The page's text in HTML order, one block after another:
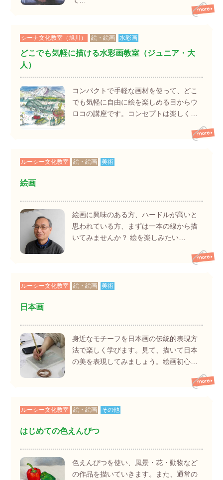
シーナ文化教室（旭川） 絵・絵画 水彩画
どこでも気軽に描ける水彩画教室（ジュニア・大
人）
コンパクトで手軽な画材を使って、どこ
でも気軽に自由に絵を楽しめる目からウ
ロコの講座です。コンセプトは楽しく…
ルーシー文化教室 絵・絵画 美術
絵画
絵画に興味のある方、ハードルが高いと
思われている方、まずは一本の線から描
いてみませんか？ 絵を楽しみたい…
ルーシー文化教室 絵・絵画 美術
日本画
身近なモチーフを日本画の伝統的表現方
法で楽しく学びます。見て、描いて日本
の美を表現してみましょう。絵画初心…
ルーシー文化教室 絵・絵画 その他
はじめての色えんぴつ
色えんぴつを使い、風景・花・動物など
の作品を描いていきます。また、通常の